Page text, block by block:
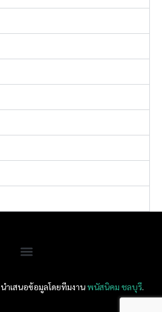
นำเสนอข้อมูลโดยทีมงาน พนัสนิคม ชลบุรี.